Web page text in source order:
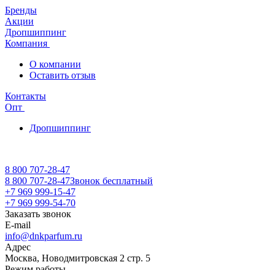
Бренды
Акции
Дропшиппинг
Компания
О компании
Оставить отзыв
Контакты
Опт
Дропшиппинг
8 800 707-28-47
8 800 707-28-47Звонок бесплатный
+7 969 999-15-47
+7 969 999-54-70
Заказать звонок
E-mail
info@dnkparfum.ru
Адрес
Москва, Новодмитровская 2 стр. 5